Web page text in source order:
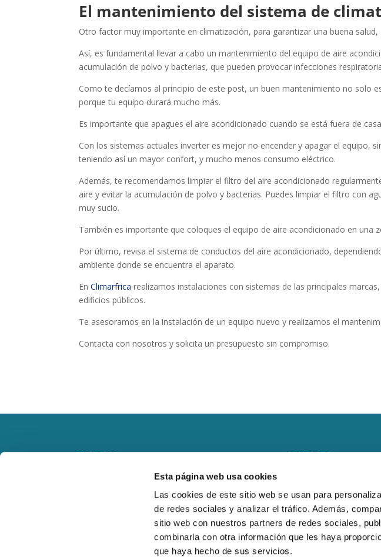
Esta página web usa cookies
Las cookies de este sitio web se usan para
de redes sociales y analizar el tráfico. Además,
sitio web con nuestros partners de redes sociales,
combinarla con otra información que les haya
que haya hecho de sus servicios.
El mantenimiento del sistema de
Otro factor muy importante en climatización, para garantizar una buena
Así, es fundamental llevar a cabo un mantenimiento del equipo de aire
acumulación de polvo y bacterias, que pueden provocar infecciones
Como te decíamos al principio de este post, un buen mantenimiento no solo
porque tu equipo durará mucho más.
Es importante que apagues el aire acondicionado cuando se está fuera de
Con los sistemas actuales inverter es mejor no encender y apagar el equipo,
teniendo así un mayor confort, y mucho menos consumo eléctrico.
Además, te recomendamos limpiar el filtro del aire acondicionado
aire y evitar la acumulación de polvo y bacterias. Puedes limpiar el filtro con
muy sucio.
También es importante que coloques el equipo de aire acondicionado en una
Por último, revisa el sistema de conductos del aire acondicionado,
ambiente donde se encuentra el aparato.
En Climarfrica realizamos instalaciones con sistemas de las principales
edificios públicos.
Te asesoramos en la instalación de un equipo nuevo y realizamos el
Contacta con nosotros y solicita un presupuesto sin compromiso.
SERVICIOS
LOCALES COMERCIALES
CONTACTO
Monasterio de Samos,
50013 – Zaragoza
Teléfono: